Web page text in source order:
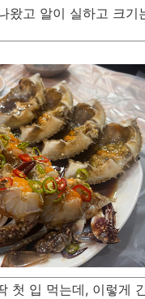
왔고 알이 실하고 크
첫 입 먹는데, 이렇게